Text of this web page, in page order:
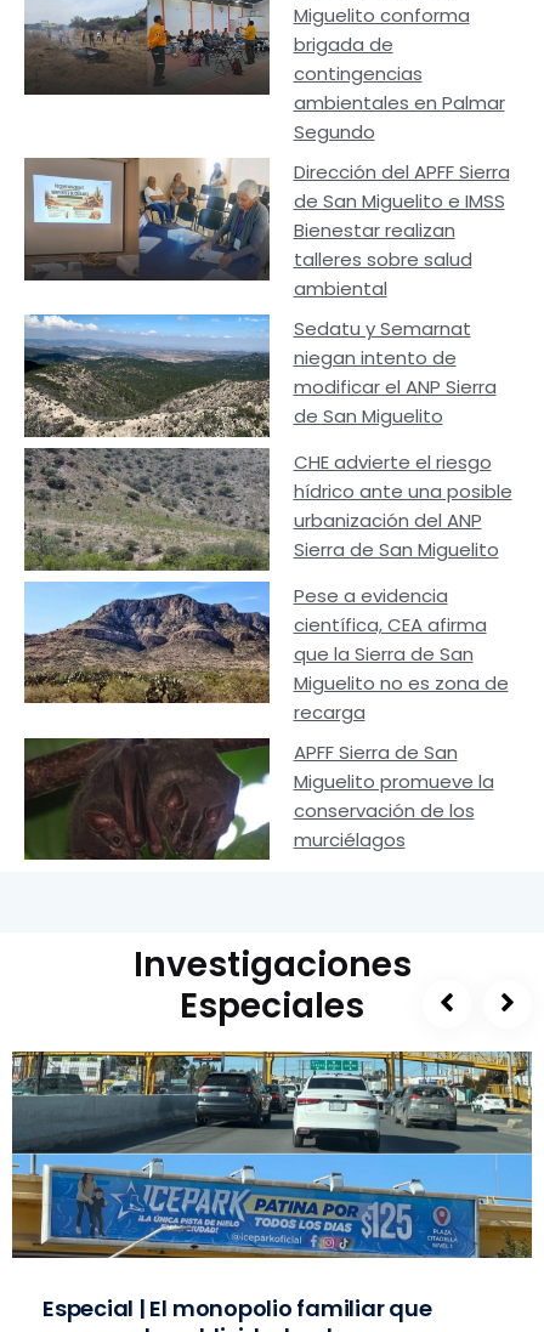
Miguelito conforma
brigada de
contingencias
ambientales en Palmar
Segundo
Dirección del APFF Sierra
de San Miguelito e IMSS
Bienestar realizan
talleres sobre salud
ambiental
Sedatu y Semarnat
niegan intento de
modificar el ANP Sierra
de San Miguelito
CHE advierte el riesgo
hídrico ante una posible
urbanización del ANP
Sierra de San Miguelito
Pese a evidencia
científica, CEA afirma
que la Sierra de San
Miguelito no es zona de
recarga
APFF Sierra de San
Miguelito promueve la
conservación de los
murciélagos
Investigaciones
Especiales
Especial | El monopolio familiar que